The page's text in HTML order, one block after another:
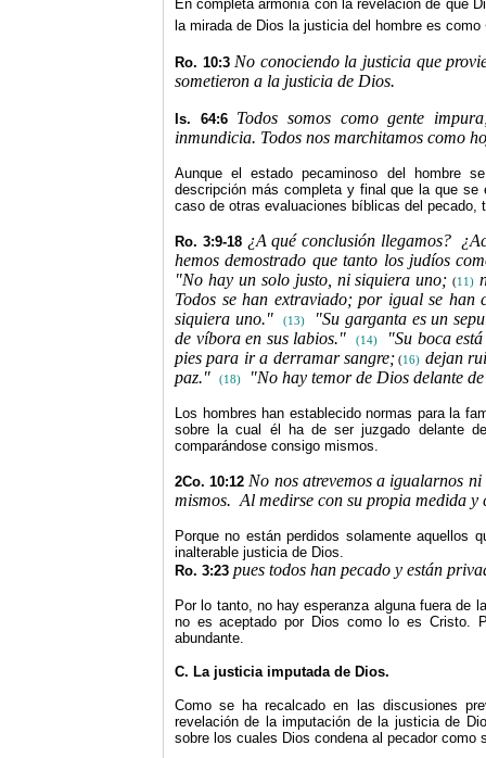
En completa armonía con la revelación de que
la mirada de Dios la justicia del hombre es como
Ro. 10:3No conociendo la justicia que
sometieron a la justicia de Dios.
Is. 64:6 Todos somos como gente
inmundicia. Todos nos marchitamos como
Aunque el estado pecaminoso del hombre
descripción más completa y final que la que
caso de otras evaluaciones bíblicas del
Ro. 3:9-18 ¿A qué conclusión llegamos?
hemos demostrado que tanto los judíos
"No hay un solo justo, ni siquiera uno;(11)
Todos se han extraviado; por igual se han
siquiera uno."
(13)
"Su garganta es un
de víbora en sus labios."
(14)
"Su boca
pies para ir a derramar sangre; (16) dejan
paz."
(18) "No hay temor de Dios delante
Los hombres han establecido normas para la
sobre la cual él ha de ser juzgado delante
comparándose consigo mismos.
2Co. 10:12No nos atrevemos a igualarnos
mismos. Al medirse con su propia medida y
Porque no están perdidos solamente aquellos
inalterable justicia de Dios.
Ro. 3:23 pues todos han pecado y están
Por lo tanto, no hay esperanza alguna fuera de
no es aceptado por Dios como lo es Cristo.
abundante.
C. La justicia imputada de Dios.
Como se ha recalcado en las discusiones
revelación de la imputación de la justicia de
sobre los cuales Dios condena al pecador